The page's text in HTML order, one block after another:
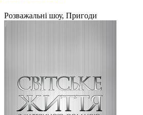
Розважальні шоу, Пригоди